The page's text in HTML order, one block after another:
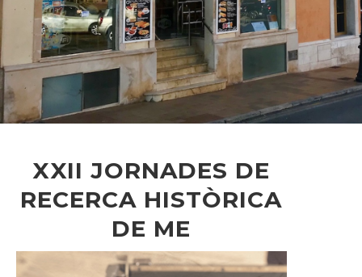
XXII JORNADES DE
RECERCA HISTÒRICA
DE ME